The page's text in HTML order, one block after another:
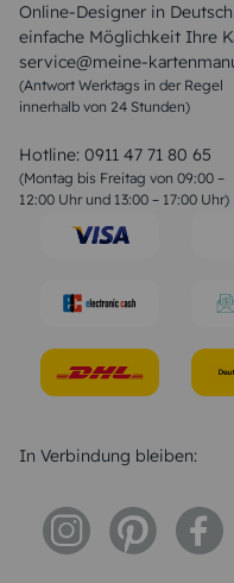
Online-Designer in
einfache Möglichkeit Ihre
service@meine-
(Antwort Werktags in der Regel
innerhalb von 24 Stunden)
Hotline: 0911 47 71 80 65
(Montag bis Freitag von 09:00 –
12:00 Uhr und 13:00 – 17:00 Uhr)
Sommer Sprüche
Muttertagssprüche
Sprüche zur Hochzeit
Sprüche zur Konfirmation &
Weihnachtsgedichte
Liebessprüche
Geburtstagssprüche
Trauersprüche
Konfirmation Glückwünsche
In Verbindung bleiben: